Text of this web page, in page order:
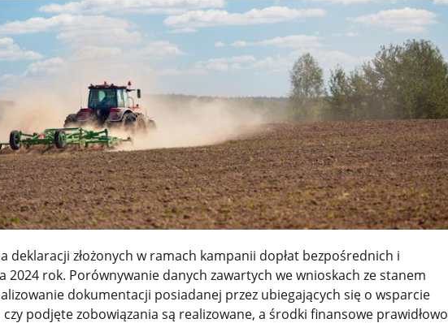
deklaracji złożonych w ramach kampanii dopłat bezpośrednich i
2024 rok. Porównywanie danych zawartych we wnioskach ze stanem
dokumentacji posiadanej przez ubiegających się o wsparcie
czy podjęte zobowiązania są realizowane, a środki finansowe prawidłowo